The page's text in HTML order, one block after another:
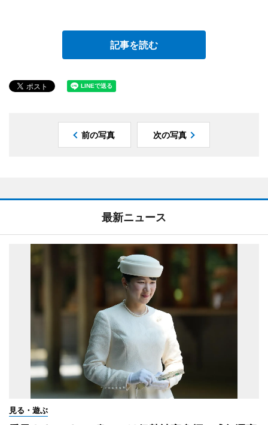
記事を読む
前の写真 次の写真
最新ニュース
見る・遊ぶ